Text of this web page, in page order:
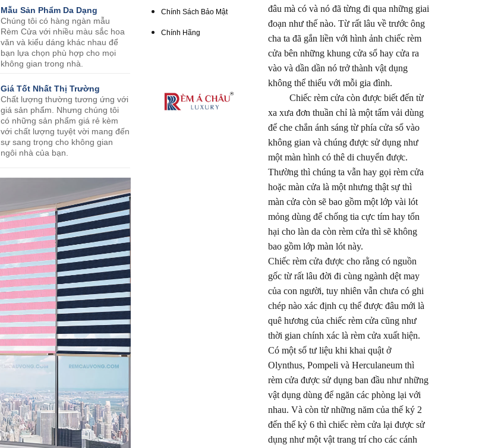
Mẫu Sản Phẩm Da Dạng
Chúng tôi có hàng ngàn mẫu
Rèm Cửa với nhiều màu sắc hoa
văn và kiểu dáng khác nhau để
bạn lựa chọn phù hợp cho mọi
không gian trong nhà.
Giá Tốt Nhất Thị Trường
Chất lượng thường tương ứng với
giá sản phẩm. Nhưng chúng tôi
có những sản phẩm giá rẻ kèm
với chất lượng tuyệt vời mang đến
sự sang trọng cho không gian
ngôi nhà của bạn.
Chính Sách Bảo Mật
Chính Hãng
đâu mà có và nó đã từng đi qua những giai
đoạn như thế nào. Từ rất lâu về trước ông
cha ta đã gắn liền với hình ảnh chiếc rèm
cửa bên những khung cửa sổ hay cửa ra
vào và dần dần nó trở thành vật dụng
không thể thiếu với mỗi gia đình.
Chiếc rèm cửa còn được biết đến từ
xa xưa đơn thuần chỉ là một tấm vải dùng
để che chắn ánh sáng từ phía cửa sổ vào
không gian và chúng được sử dụng như
một màn hình có thê di chuyển được.
Thường thì chúng ta vẫn hay gọi rèm cửa
hoặc màn cửa là một nhưng thật sự thì
màn cửa còn sẽ bao gồm một lớp vài lót
mỏng dùng để chống tia cực tím hay tổn
hại cho làn da còn rèm cửa thì sẽ không
bao gồm lớp màn lót này.
Chiếc rèm cửa được cho rằng có nguồn
gốc từ rất lâu đời đi cùng ngành dệt may
của con người, tuy nhiên vẫn chưa có ghi
chép nào xác định cụ thể được đâu mới là
quê hương của chiếc rèm cửa cũng như
thời gian chính xác là rèm cửa xuất hiện.
Có một số tư liệu khi khai quật ở
Olynthus, Pompeli và Herculaneum thì
rèm cửa được sử dụng ban đầu như những
vật dụng dùng để ngăn các phòng lại với
nhau. Và còn từ những năm của thế ký 2
đến thế kỷ 6 thì chiếc rèm cửa lại được sử
dụng như một vật trang trí cho các cánh